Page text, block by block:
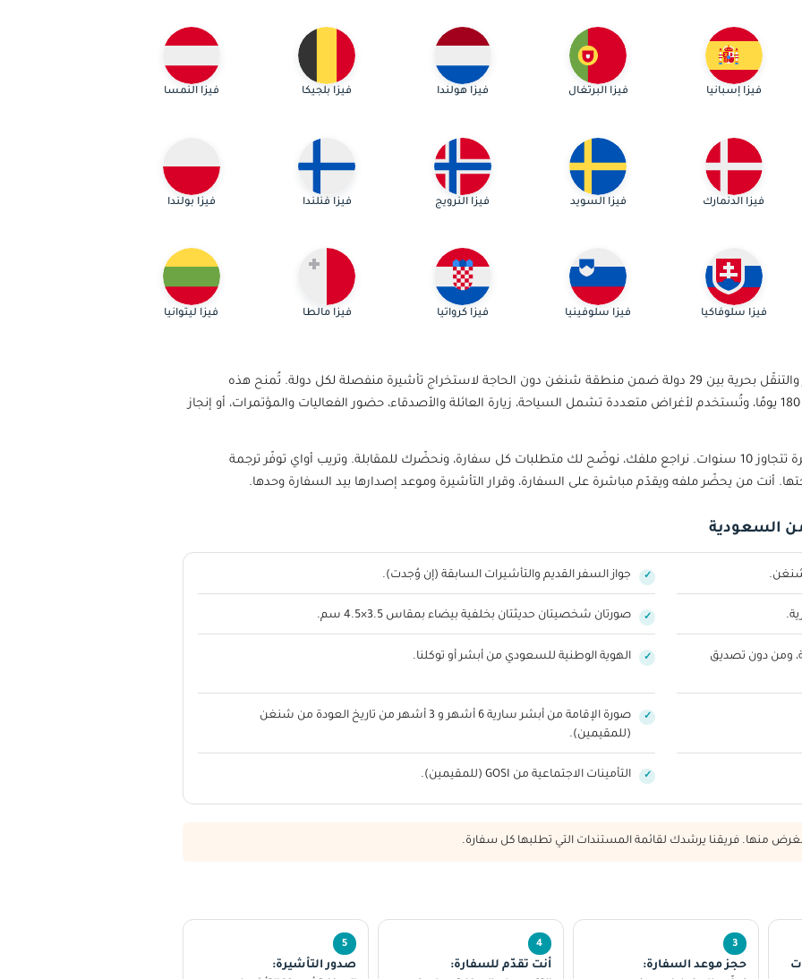
فيزا إسبانيا فيزا البرتغال فيزا هولندا فيزا بلجيكا فيزا النمسا
فيزا الدنمارك فيزا السويد فيزا النرويج فيزا فنلندا فيزا بولندا
فيزا سلوفاكيا فيزا سلوفينيا فيزا كرواتيا فيزا مالطا فيزا ليتوانيا
تأشيرة شنغن هي تأشيرة أوروبية موحّدة تُمكّن حاملها من السفر والتنقّل بحرية بين 29 دولة ضمن منطقة شنغن دون الحاجة لاستخراج تأشيرة منفصلة لكل دولة. تُمنح هذه
التأشيرة عادةً لفترة إقامة قصيرة تتراوح بين 15 و90 يومًا خلال كل 180 يومًا، وتُستخدم لأغراض متعددة تشمل السياحة، زيارة العائلة والأصدقاء، حضور الفعاليات والمؤتمرات، أو إنجاز
تقدّم تريب أواي استشارة تأشيرة شنغن وتدريباً على المقابلة، بخبرة تتجاوز 10 سنوات. نراجع ملفك، نوضّح لك متطلبات كل سفارة، ونحضّرك للمقابلة. وتريب أواي توفّر ترجمة
أنت من يحضّر ملفه ويقدّم مباشرة على السفارة، وقرار التأشيرة وموعد إصدارها بيد السفارة وحدها.
السعودية
جواز السفر القديم والتأشيرات السابقة (إن وُجدت).
صورتان شخصيتان حديثتان بخلفية بيضاء بمقاس 3.5×4.5 سم.
ومن دون تصديق الهوية الوطنية للسعودي من أبشر أو توكلنا.
صورة الإقامة من أبشر سارية 6 أشهر و 3 أشهر من تاريخ العودة من شنغن
(للمقيمين).
التأمينات الاجتماعية من GOSI (للمقيمين).
منها. فريقنا يرشدك لقائمة المستندات التي تطلبها كل سفارة.
حجز موعد السفارة:
أنت تقدّم للسفارة:
صدور التأشيرة: